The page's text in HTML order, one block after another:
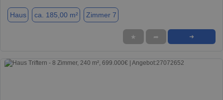
Haus ca. 185,00 m² Zimmer 7
★ ➦ ➜